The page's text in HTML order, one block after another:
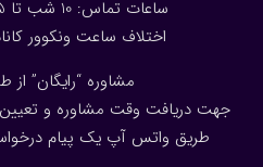
ساعات تماس: 10 شب تا 5 صبح به وقت ایران
اختلاف ساعت ونکوور
مشاوره “رایگان”
جهت دریافت وقت مشاوره و تعیین
طریق واتس آپ یک پیام